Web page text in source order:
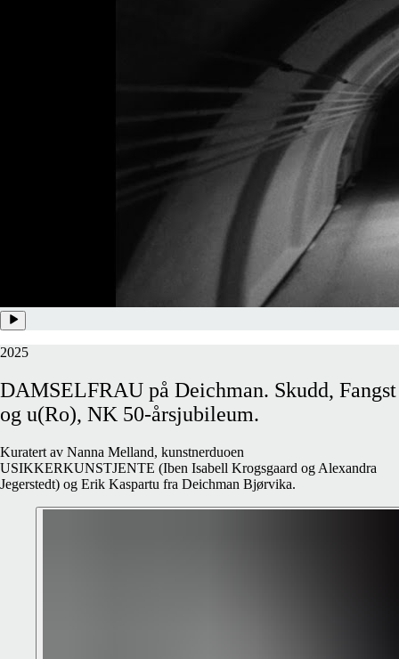
2025
DAMSELFRAU på Deichman. Skudd, Fangst
og u(Ro), NK 50-årsjubileum.
Kuratert av Nanna Melland, kunstnerduoen
USIKKERKUNSTJENTE (Iben Isabell Krogsgaard og Alexandra
Jegerstedt) og Erik Kaspartu fra Deichman Bjørvika.